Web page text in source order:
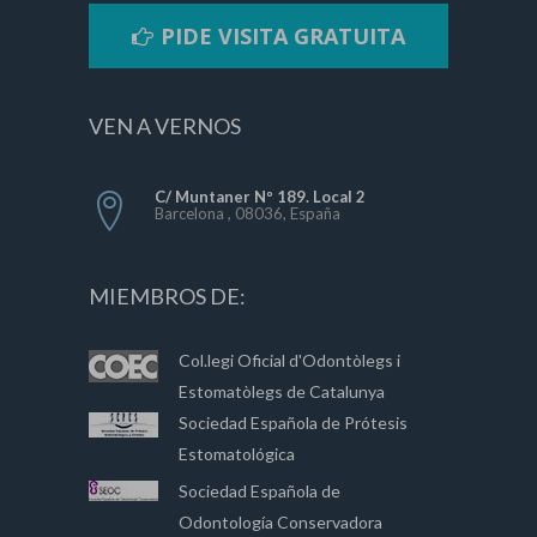
PIDE VISITA GRATUITA
VEN A VERNOS
C/ Muntaner Nº 189. Local 2
Barcelona , 08036, España
MIEMBROS DE:
Col.legi Oficial d'Odontòlegs i
Estomatòlegs de Catalunya
Sociedad Española de Prótesis
Estomatológica
Sociedad Española de
Odontología Conservadora